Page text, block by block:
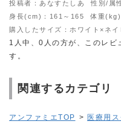
投稿者：あなすたしあ 性別/属
身長(cm)：161～165
体重(kg)
購入したサイズ：ホワイト×ネイ
1人中、0人の方が、このレビ
す。
関連するカテゴリ
アンファミエTOP > 医療用